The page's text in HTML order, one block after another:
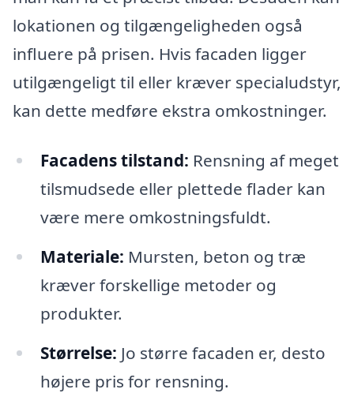
lokationen og tilgængeligheden også
influere på prisen. Hvis facaden ligger
utilgængeligt til eller kræver specialudstyr,
kan dette medføre ekstra omkostninger.
Facadens tilstand: Rensning af meget
tilsmudsede eller plettede flader kan
være mere omkostningsfuldt.
Materiale: Mursten, beton og træ
kræver forskellige metoder og
produkter.
Størrelse: Jo større facaden er, desto
højere pris for rensning.